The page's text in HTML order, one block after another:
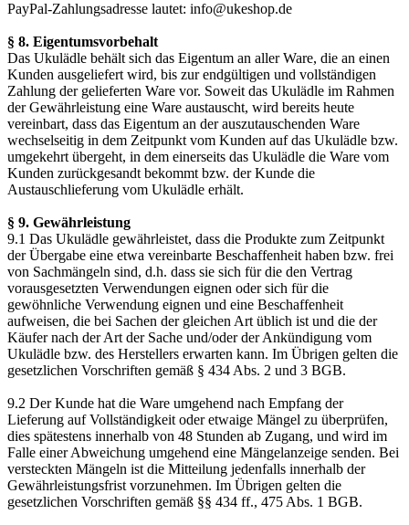
PayPal-Zahlungsadresse lautet: info@ukeshop.de
§ 8. Eigentumsvorbehalt
Das Ukulädle behält sich das Eigentum an aller Ware, die an einen
Kunden ausgeliefert wird, bis zur endgültigen und vollständigen
Zahlung der gelieferten Ware vor. Soweit das Ukulädle im Rahmen
der Gewährleistung eine Ware austauscht, wird bereits heute
vereinbart, dass das Eigentum an der auszutauschenden Ware
wechselseitig in dem Zeitpunkt vom Kunden auf das Ukulädle bzw.
umgekehrt übergeht, in dem einerseits das Ukulädle die Ware vom
Kunden zurückgesandt bekommt bzw. der Kunde die
Austauschlieferung vom Ukulädle erhält.
§ 9. Gewährleistung
9.1 Das Ukulädle gewährleistet, dass die Produkte zum Zeitpunkt
der Übergabe eine etwa vereinbarte Beschaffenheit haben bzw. frei
von Sachmängeln sind, d.h. dass sie sich für die den Vertrag
vorausgesetzten Verwendungen eignen oder sich für die
gewöhnliche Verwendung eignen und eine Beschaffenheit
aufweisen, die bei Sachen der gleichen Art üblich ist und die der
Käufer nach der Art der Sache und/oder der Ankündigung vom
Ukulädle bzw. des Herstellers erwarten kann. Im Übrigen gelten die
gesetzlichen Vorschriften gemäß § 434 Abs. 2 und 3 BGB.
9.2 Der Kunde hat die Ware umgehend nach Empfang der
Lieferung auf Vollständigkeit oder etwaige Mängel zu überprüfen,
dies spätestens innerhalb von 48 Stunden ab Zugang, und wird im
Falle einer Abweichung umgehend eine Mängelanzeige senden. Bei
versteckten Mängeln ist die Mitteilung jedenfalls innerhalb der
Gewährleistungsfrist vorzunehmen. Im Übrigen gelten die
gesetzlichen Vorschriften gemäß §§ 434 ff., 475 Abs. 1 BGB.